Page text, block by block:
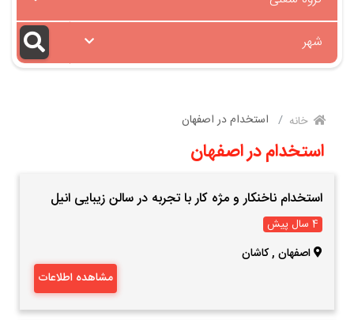
شهر
خانه استخدام در اصفهان
استخدام در اصفهان
استخدام ناخنکار و مژه کار با تجربه در سالن زیبایی انیل
4 سال پیش
اصفهان ,کاشان
مشاهده اطلاعات